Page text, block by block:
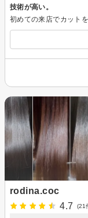
技術が高い。
rodina.coc
4.7
(21